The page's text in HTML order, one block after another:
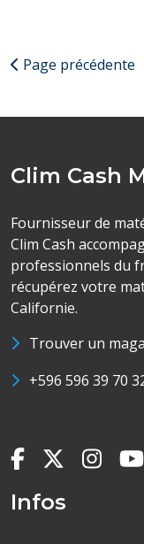
Page précédente
Clim Cash
Fournisseur de
Clim Cash
professionnels du
récupérez votre
Californie.
Trouver un
+596 596 39 70
Infos